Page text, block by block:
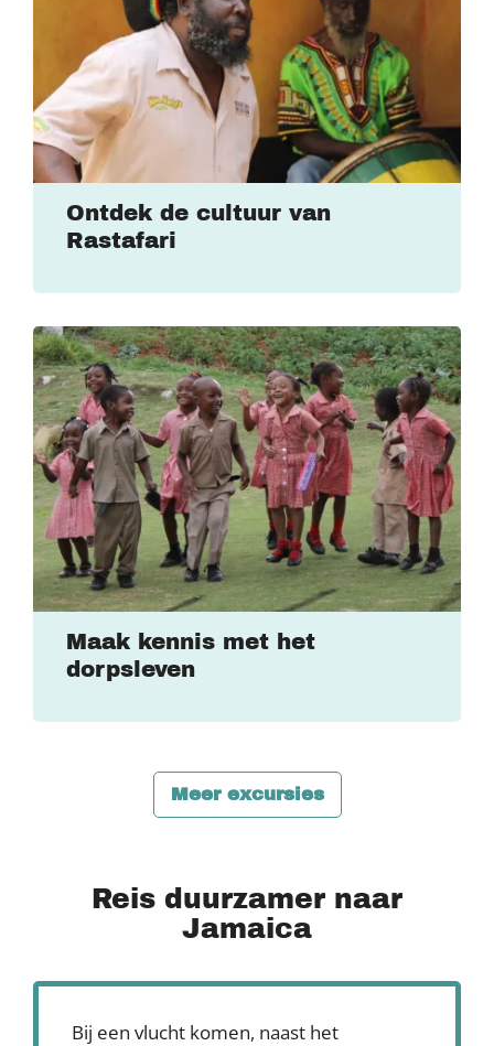
Ontdek de cultuur van
Rastafari
Maak kennis met het
dorpsleven
Meer excursies
Reis duurzamer naar
Jamaica
Bij een vlucht komen, naast het